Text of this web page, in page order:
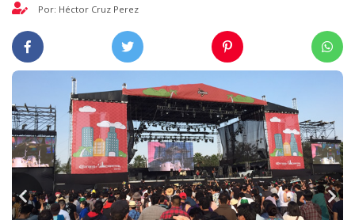
Por: Héctor Cruz Perez